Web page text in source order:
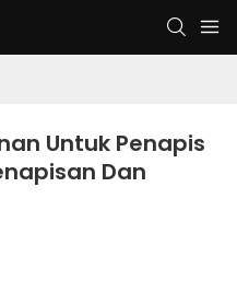
Untuk Penapis
Dan